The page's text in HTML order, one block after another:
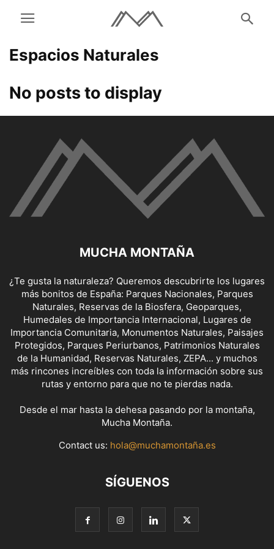
Espacios Naturales
No posts to display
MUCHA MONTAÑA
¿Te gusta la naturaleza? Queremos descubrirte los lugares
más bonitos de España: Parques Nacionales, Parques
Naturales, Reservas de la Biosfera, Geoparques,
Humedales de Importancia Internacional, Lugares de
Importancia Comunitaria, Monumentos Naturales, Paisajes
Protegidos, Parques Periurbanos, Patrimonios Naturales
de la Humanidad, Reservas Naturales, ZEPA... y muchos
más rincones increíbles con toda la información sobre sus
rutas y entorno para que no te pierdas nada.
Desde el mar hasta la dehesa pasando por la montaña,
Mucha Montaña.
Contact us: hola@muchamontaña.es
SÍGUENOS